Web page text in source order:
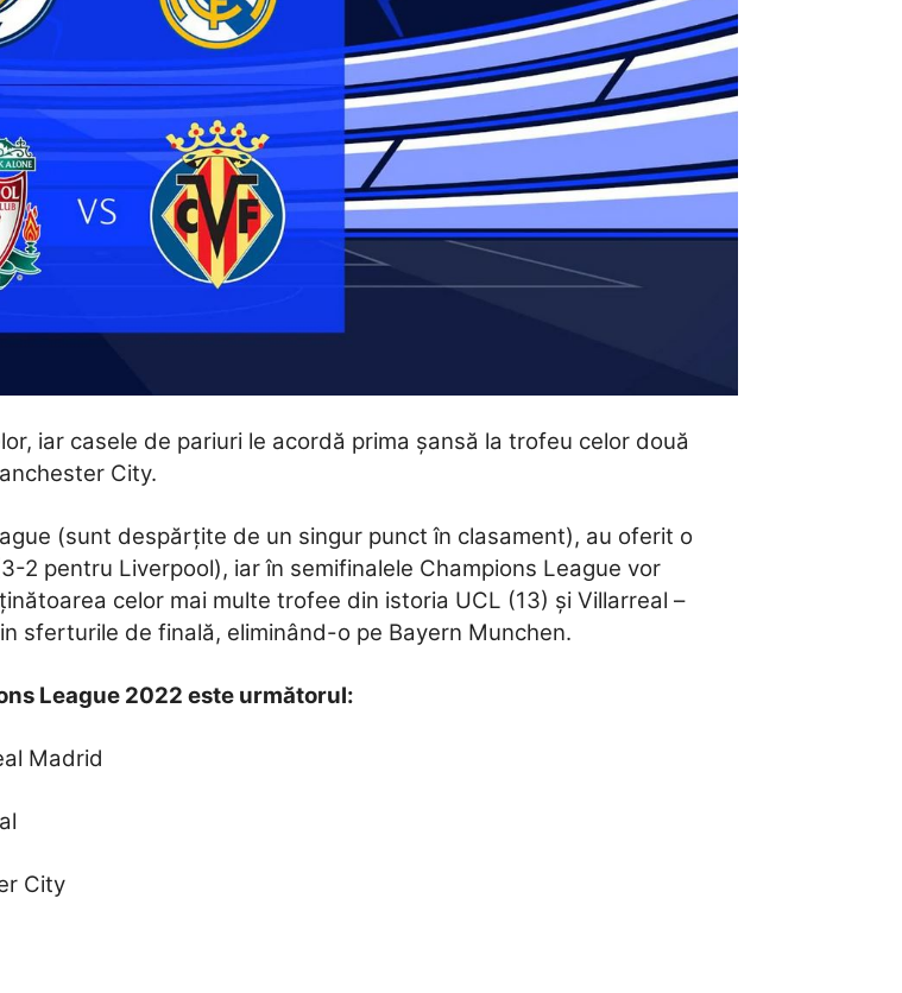
iar casele de pariuri le acordă prima șansă la trofeu celor două
City.
(sunt despărțite de un singur punct în clasament), au oferit o
2 pentru Liverpool), iar în semifinalele Champions League vor
celor mai multe trofee din istoria UCL (13) și Villarreal –
sferturile de finală, eliminând-o pe Bayern Munchen.
League 2022 este următorul:
Madrid
City